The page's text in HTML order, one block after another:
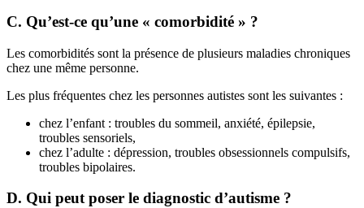
C. Qu’est-ce qu’une « comorbidité » ?
Les comorbidités sont la présence de plusieurs maladies chroniques
chez une même personne.
Les plus fréquentes chez les personnes autistes sont les suivantes :
chez l’enfant : troubles du sommeil, anxiété, épilepsie,
troubles sensoriels,
chez l’adulte : dépression, troubles obsessionnels compulsifs,
troubles bipolaires.
D. Qui peut poser le diagnostic d’autisme ?